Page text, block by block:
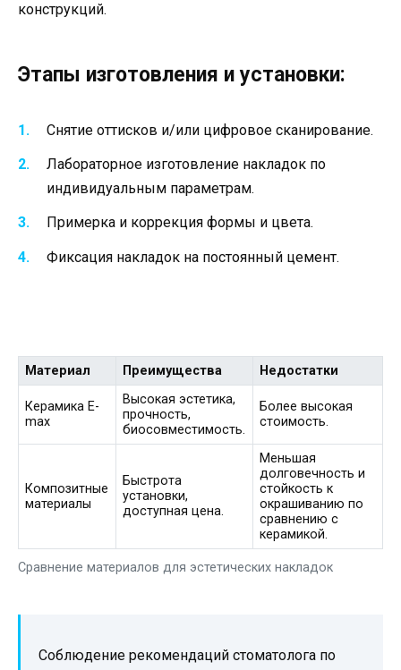
конструкций.
Этапы изготовления и установки:
Снятие оттисков и/или цифровое сканирование.
Лабораторное изготовление накладок по
индивидуальным параметрам.
Примерка и коррекция формы и цвета.
Фиксация накладок на постоянный цемент.
Сравнение материалов для эстетических накладок
Материал Преимущества Недостатки
Керамика E-
max
Высокая эстетика,
прочность,
биосовместимость.
Более высокая
стоимость.
Композитные
материалы
Быстрота
установки,
доступная цена.
Меньшая
долговечность и
стойкость к
окрашиванию по
сравнению с
керамикой.
Соблюдение рекомендаций стоматолога по